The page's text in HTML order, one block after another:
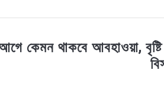
HEALTH & LIFESTYLE
কেমন থাকবে আবহাওয়া,